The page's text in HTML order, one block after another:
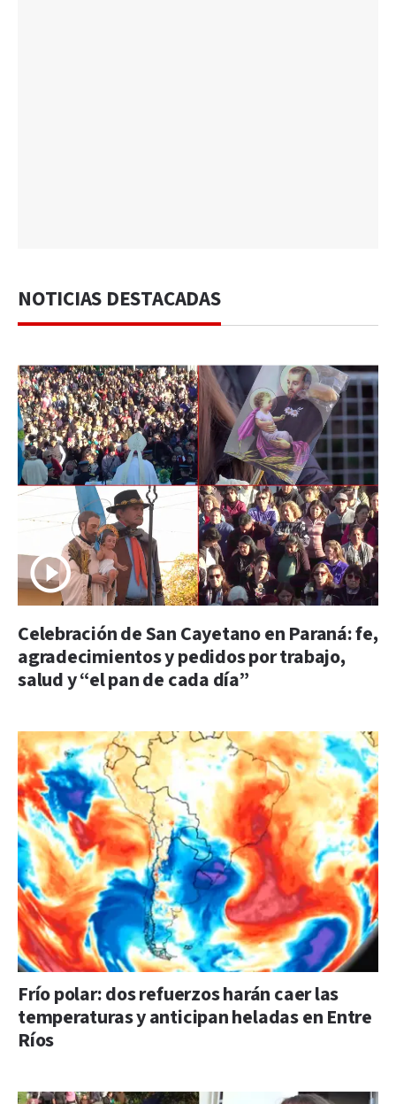
NOTICIAS DESTACADAS
Celebración de San Cayetano en Paraná: fe,
agradecimientos y pedidos por trabajo,
salud y “el pan de cada día”
Frío polar: dos refuerzos harán caer las
temperaturas y anticipan heladas en Entre
Ríos